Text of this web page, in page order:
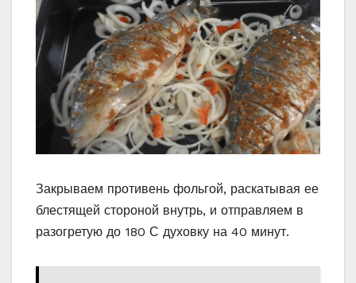
Закрываем противень фольгой, раскатывая ее
блестящей стороной внутрь, и отправляем в
разогретую до 180 С духовку на 40 минут.